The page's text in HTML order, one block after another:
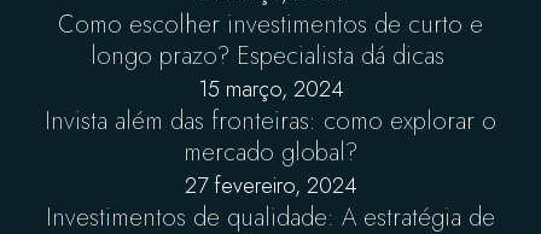
Como escolher investimentos de curto e
longo prazo? Especialista dá dicas
15 março, 2024
Invista além das fronteiras: como explorar o
mercado global?
27 fevereiro, 2024
Investimentos de qualidade: A estratégia de